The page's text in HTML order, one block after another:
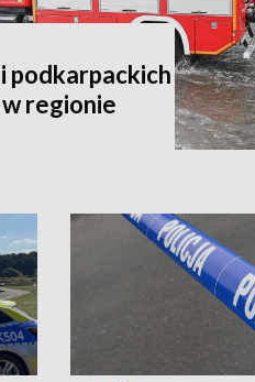
podkarpackich
regionie